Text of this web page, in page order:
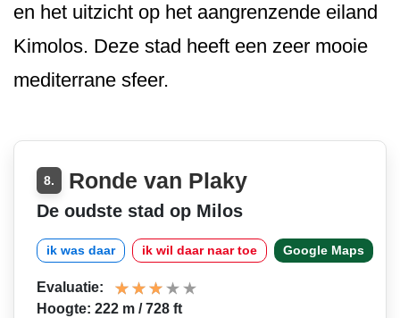
en het uitzicht op het aangrenzende eiland
Kimolos. Deze stad heeft een zeer mooie
mediterrane sfeer.
8. Ronde van Plaky
De oudste stad op Milos
ik was daar ik wil daar naar toe Google Maps
Evaluatie:
Hoogte: 222 m / 728 ft